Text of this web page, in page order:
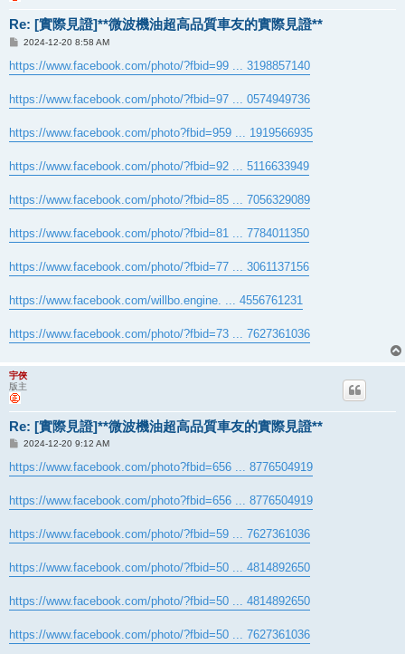
Re: [實際見證]**微波機油超高品質車友的實際見證**
文
2024-12-20 8:58 AM
https://www.facebook.com/photo/?fbid=99 ... 3198857140
https://www.facebook.com/photo/?fbid=97 ... 0574949736
https://www.facebook.com/photo?fbid=959 ... 1919566935
https://www.facebook.com/photo/?fbid=92 ... 5116633949
https://www.facebook.com/photo/?fbid=85 ... 7056329089
https://www.facebook.com/photo/?fbid=81 ... 7784011350
https://www.facebook.com/photo/?fbid=77 ... 3061137156
https://www.facebook.com/willbo.engine. ... 4556761231
https://www.facebook.com/photo/?fbid=73 ... 7627361036
宇俠
版主
Re: [實際見證]**微波機油超高品質車友的實際見證**
文
2024-12-20 9:12 AM
https://www.facebook.com/photo?fbid=656 ... 8776504919
https://www.facebook.com/photo?fbid=656 ... 8776504919
https://www.facebook.com/photo/?fbid=59 ... 7627361036
https://www.facebook.com/photo/?fbid=50 ... 4814892650
https://www.facebook.com/photo/?fbid=50 ... 4814892650
https://www.facebook.com/photo/?fbid=50 ... 7627361036